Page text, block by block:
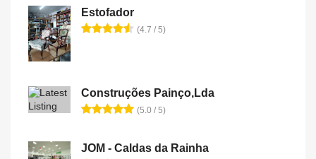
Estofador
(4.7 / 5)
Construções Painço,Lda
(5.0 / 5)
JOM - Caldas da Rainha